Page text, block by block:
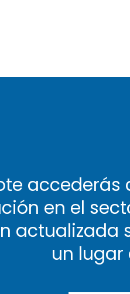
accederás
en el
actualizada
un lugar